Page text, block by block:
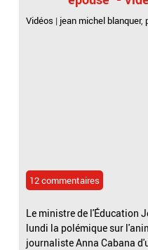
Vidéos | jean michel blanquer,
12 commentaires
Le ministre de l'Éducation
lundi la polémique sur
journaliste Anna Cabana